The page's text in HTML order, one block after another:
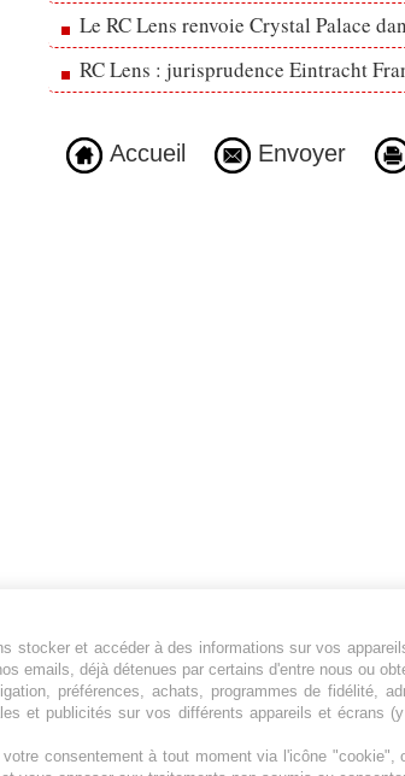
Le RC Lens renvoie Crystal Palace
RC Lens : jurisprudence Eintracht
Accueil Envoyer
nous ?
des
Plan du
stocker et accéder à des informations sur vos
emails, déjà détenues par certains d'entre nous ou
préférences, achats, programmes de fidélité,
et publicités sur vos différents appareils et écrans
consentement à tout moment via l'icône